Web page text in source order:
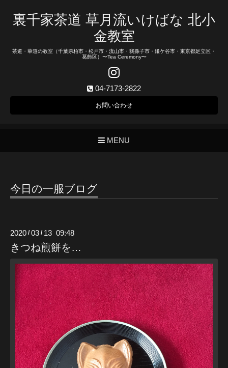
裏千家茶道 草月流いけばな 北小
金教室
茶道・華道の教室（千葉県柏市・松戸市・流山市・我孫子市・鎌ケ谷市・東京都足立区・
葛飾区）〜Tea Ceremony〜
04-7173-2822
お問い合わせ
MENU
今日の一服ブログ
2020 /03 / 13 09:48
きつね煎餅を…